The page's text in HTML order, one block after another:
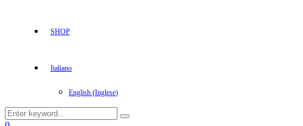
SHOP
Italiano
English (Inglese)
Search
for:
Search